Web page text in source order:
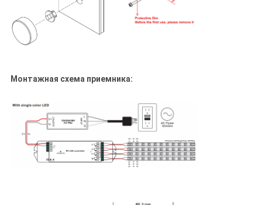
Монтажная схема приемника: